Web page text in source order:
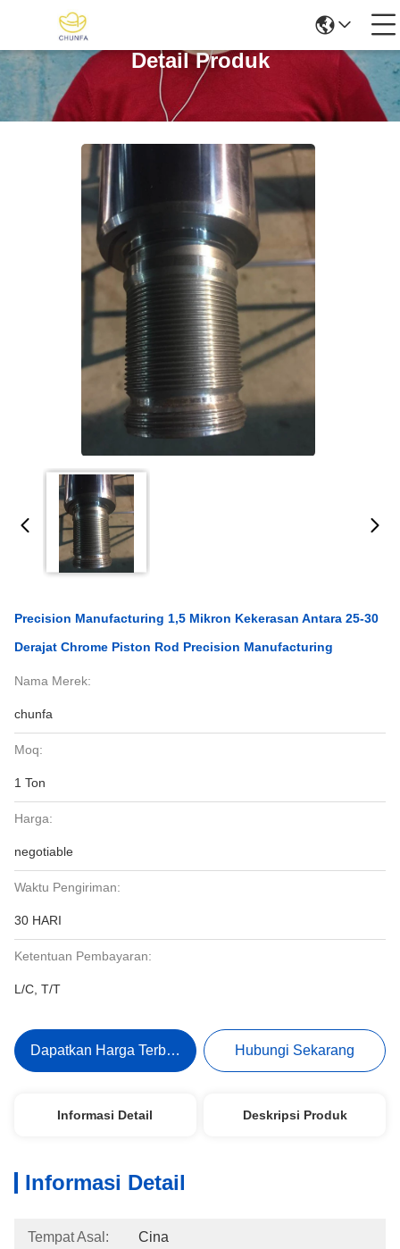
Detail Produk
Precision Manufacturing 1,5 Mikron Kekerasan Antara 25-30
Derajat Chrome Piston Rod Precision Manufacturing
Nama Merek:
chunfa
Moq:
1 Ton
Harga:
negotiable
Waktu Pengiriman:
30 HARI
Ketentuan Pembayaran:
L/C, T/T
Dapatkan Harga Terbaik Hubungi Sekarang
Informasi Detail Deskripsi Produk
Informasi Detail
Tempat Asal: Cina